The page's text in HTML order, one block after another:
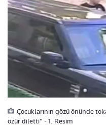
Çocuklarının gözü önünde
özür diletti" - 1. Resim